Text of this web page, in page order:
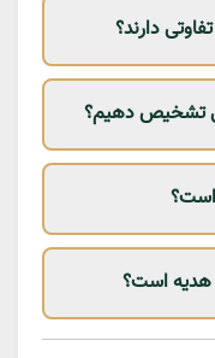
دارند؟
تشخیص دهیم؟
است؟
هدیه است؟